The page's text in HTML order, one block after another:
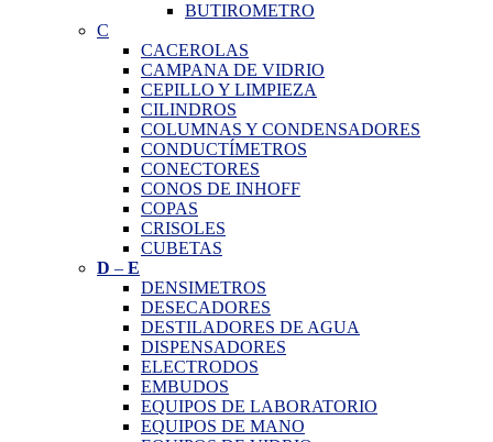
BUTIROMETRO
C
CACEROLAS
CAMPANA DE VIDRIO
CEPILLO Y LIMPIEZA
CILINDROS
COLUMNAS Y CONDENSADORES
CONDUCTÍMETROS
CONECTORES
CONOS DE INHOFF
COPAS
CRISOLES
CUBETAS
D – E
DENSIMETROS
DESECADORES
DESTILADORES DE AGUA
DISPENSADORES
ELECTRODOS
EMBUDOS
EQUIPOS DE LABORATORIO
EQUIPOS DE MANO